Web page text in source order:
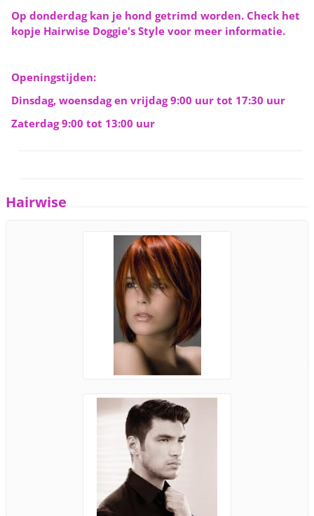
Op donderdag kan je hond getrimd worden. Check het
kopje Hairwise Doggie's Style voor meer informatie.
Openingstijden:
Dinsdag, woensdag en vrijdag 9:00 uur tot 17:30 uur
Zaterdag 9:00 tot 13:00 uur
Hairwise